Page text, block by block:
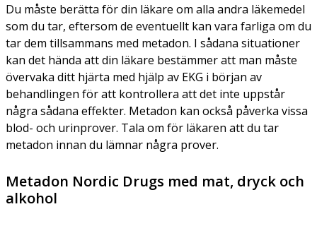
Du måste berätta för din läkare om alla andra läkemedel
som du tar, eftersom de eventuellt kan vara farliga om du
tar dem tillsammans med metadon. I sådana situationer
kan det hända att din läkare bestämmer att man måste
övervaka ditt hjärta med hjälp av EKG i början av
behandlingen för att kontrollera att det inte uppstår
några sådana effekter. Metadon kan också påverka vissa
blod- och urinprover. Tala om för läkaren att du tar
metadon innan du lämnar några prover.
Metadon Nordic Drugs med mat, dryck och
alkohol